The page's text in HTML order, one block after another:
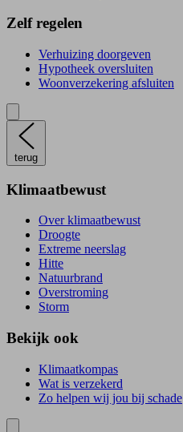
Zelf regelen
Verhuizing doorgeven
Hypotheek oversluiten
Woonverzekering afsluiten
terug
Klimaatbewust
Over klimaatbewust
Droogte
Extreme neerslag
Hitte
Natuurbrand
Overstroming
Storm
Bekijk ook
Klimaatkompas
Wat is verzekerd
Zo helpen wij jou bij schade